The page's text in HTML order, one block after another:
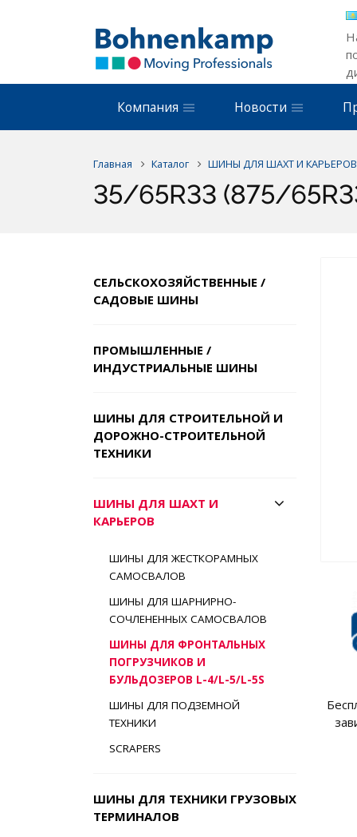
Компания Новости
Главная Каталог ШИНЫ ДЛЯ ШАХТ И КАРЬЕРОВ
35/65R33 (875/
СЕЛЬСКОХОЗЯЙСТВЕННЫЕ /
САДОВЫЕ ШИНЫ
ПРОМЫШЛЕННЫЕ /
ИНДУСТРИАЛЬНЫЕ ШИНЫ
ШИНЫ ДЛЯ СТРОИТЕЛЬНОЙ И
ДОРОЖНО-СТРОИТЕЛЬНОЙ
ТЕХНИКИ
ШИНЫ ДЛЯ ШАХТ И
КАРЬЕРОВ
ШИНЫ ДЛЯ ЖЕСТКОРАМНЫХ
САМОСВАЛОВ
ШИНЫ ДЛЯ ШАРНИРНО-
СОЧЛЕНЕННЫХ САМОСВАЛОВ
ШИНЫ ДЛЯ ФРОНТАЛЬНЫХ
ПОГРУЗЧИКОВ И
БУЛЬДОЗЕРОВ L-4/L-5/L-5S
ШИНЫ ДЛЯ ПОДЗЕМНОЙ
ТЕХНИКИ
SCRAPERS
ШИНЫ ДЛЯ ТЕХНИКИ ГРУЗОВЫХ
ТЕРМИНАЛОВ